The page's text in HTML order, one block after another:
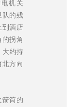
机关
队的残
酒店
拐角
大约持
方向
筒的